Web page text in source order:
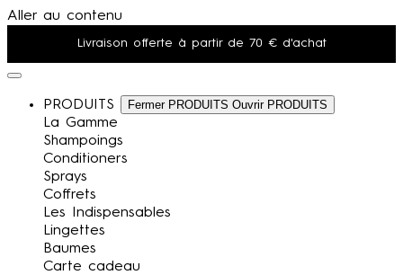
Aller au contenu
Livraison offerte à partir de 70 € d'achat
Votre chien est unique, sa peau aussi: Trouvez sa routine
PRODUITS Fermer PRODUITS Ouvrir PRODUITS
La Gamme
Shampoings
Conditioners
Sprays
Coffrets
Les Indispensables
Lingettes
Baumes
Carte cadeau